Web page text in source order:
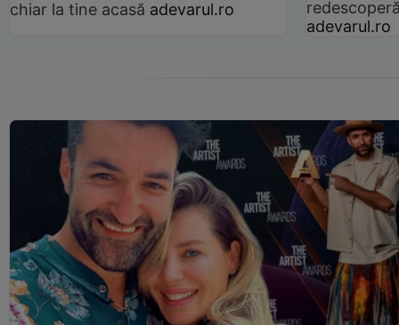
chiar la tine acasă adevarul.ro
adevarul.ro